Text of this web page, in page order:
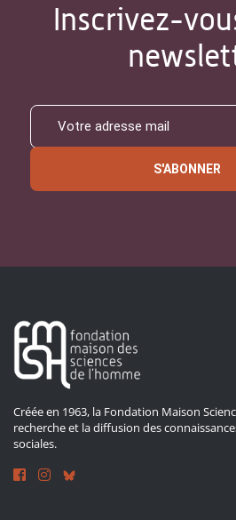
Inscrivez-
S'ABONNER
Créée en 1963, la Fondation Maison
recherche et la diffusion des
sociales.